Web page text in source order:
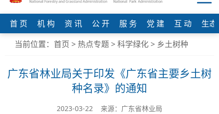
首 页 机 构 资 讯 公 开 服 务 党 建 互 动
生
当前位置： 首页 > 热点专题>科学绿化> 乡土树种
广东省林业局关于印发《广东省主要乡土树
种名录》的通知
2023-03-22 来源：​广东省林业局